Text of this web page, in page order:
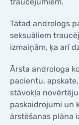
Tātad andrologs
seksuāliem
izmaiņām, ķa arī
Ārsta androloga
pacientu,
stāvokļa
paskaidrojumi un
ārstēšanas plāna